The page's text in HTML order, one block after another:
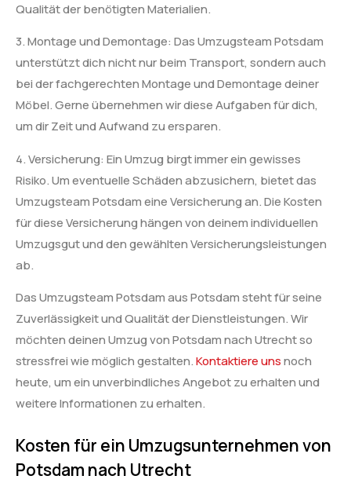
Qualität der benötigten Materialien.
3. Montage und Demontage: Das Umzugsteam Potsdam
unterstützt dich nicht nur beim Transport, sondern auch
bei der fachgerechten Montage und Demontage deiner
Möbel. Gerne übernehmen wir diese Aufgaben für dich,
um dir Zeit und Aufwand zu ersparen.
4. Versicherung: Ein Umzug birgt immer ein gewisses
Risiko. Um eventuelle Schäden abzusichern, bietet das
Umzugsteam Potsdam eine Versicherung an. Die Kosten
für diese Versicherung hängen von deinem individuellen
Umzugsgut und den gewählten Versicherungsleistungen
ab.
Das Umzugsteam Potsdam aus Potsdam steht für seine
Zuverlässigkeit und Qualität der Dienstleistungen. Wir
möchten deinen Umzug von Potsdam nach Utrecht so
stressfrei wie möglich gestalten.Kontaktiere unsnoch
heute, um ein unverbindliches Angebot zu erhalten und
weitere Informationen zu erhalten.
Kosten für ein Umzugsunternehmen von
Potsdam nach Utrecht